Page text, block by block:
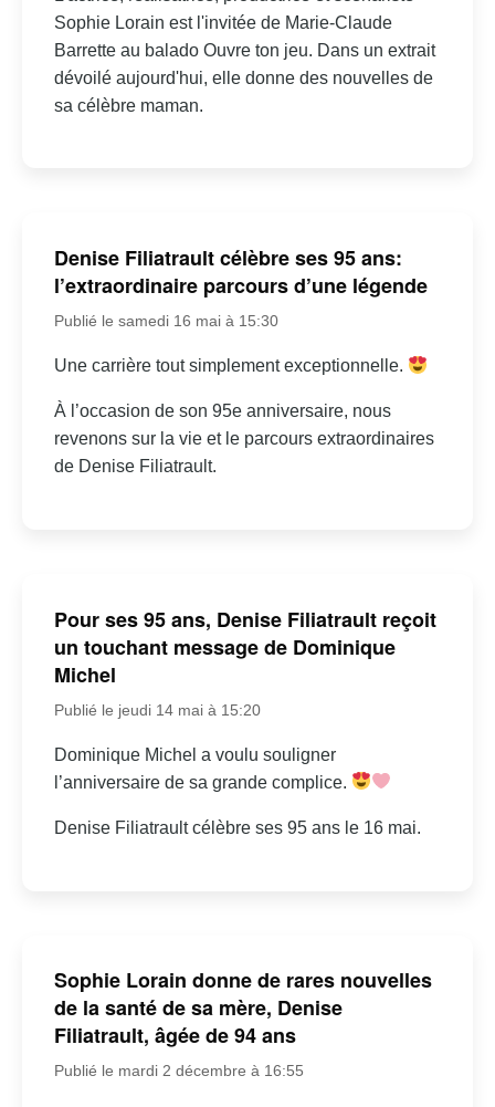
Sophie Lorain est l'invitée de Marie-Claude
Barrette au balado Ouvre ton jeu. Dans un extrait
dévoilé aujourd'hui, elle donne des nouvelles de
sa célèbre maman.
Denise Filiatrault célèbre ses 95 ans:
l’extraordinaire parcours d’une légende
Publié le samedi 16 mai à 15:30
Une carrière tout simplement exceptionnelle.
À l’occasion de son 95e anniversaire, nous
revenons sur la vie et le parcours extraordinaires
de Denise Filiatrault.
Pour ses 95 ans, Denise Filiatrault reçoit
un touchant message de Dominique
Michel
Publié le jeudi 14 mai à 15:20
Dominique Michel a voulu souligner
l’anniversaire de sa grande complice.
Denise Filiatrault célèbre ses 95 ans le 16 mai.
Sophie Lorain donne de rares nouvelles
de la santé de sa mère, Denise
Filiatrault, âgée de 94 ans
Publié le mardi 2 décembre à 16:55